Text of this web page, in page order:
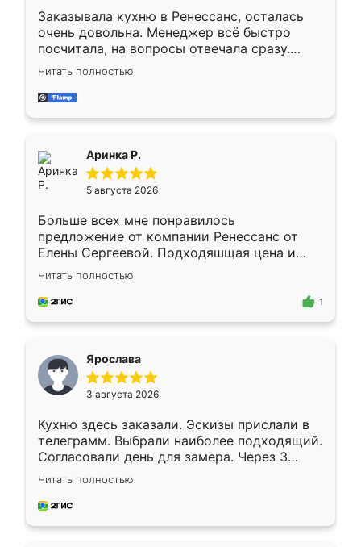
Заказывала кухню в Ренессанс, осталась
очень довольна. Менеджер всё быстро
посчитала, на вопросы отвечала сразу.
Замерщик приехал в субботу, подошёл к
делу со всей ответственностью. Собрали
за день, ребята работали аккуратно, даже
Читать полностью
Аринка Р.
5 августа 2026
Больше всех мне понравилось
предложение от компании Ренессанс от
Елены Сергеевой. Подходяшщая цена и
короткие сроки изготовления. Приехавший
для замера сотрудник Владислав
предложил по моему эскизу самый
Читать полностью
1
Ярослава
3 августа 2026
Кухню здесь заказали. Эскизы прислали в
телеграмм. Выбрали наиболее подходящий.
Согласовали день для замера. Через 3
недели кухня была уже готова. Остались
довольны работой. Спасибо Ренессанс
мебель за качественную работу!
Читать полностью